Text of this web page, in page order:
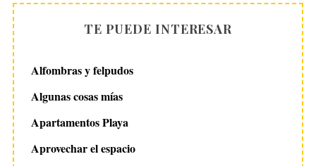
TE PUEDE INTERESAR
Alfombras y felpudos
Algunas cosas mías
Apartamentos Playa
Aprovechar el espacio